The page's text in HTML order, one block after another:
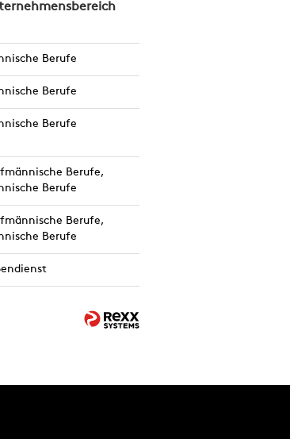
Berufe
Berufe
Berufe
Berufe,
Berufe
Berufe,
Berufe